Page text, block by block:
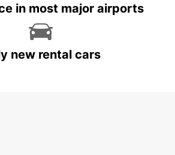
in most major airports
new rental cars